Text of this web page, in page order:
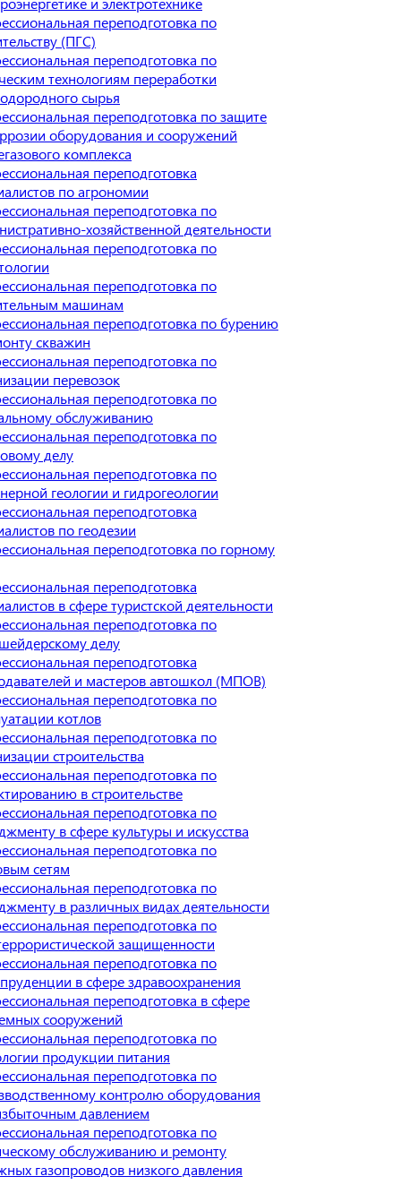
переподготовка по
(ПГС)
переподготовка по
технологиям переработки
сырья
переподготовка по защите
оборудования и сооружений
комплекса
переподготовка
по агрономии
переподготовка по
хозяйственной деятельности
переподготовка по
переподготовка по
машинам
переподготовка по бурению
скважин
переподготовка по
перевозок
переподготовка по
обслуживанию
переподготовка по
делу
переподготовка по
геологии и гидрогеологии
переподготовка
по геодезии
переподготовка по горному
переподготовка
в сфере туристской деятельности
переподготовка по
делу
переподготовка
и мастеров автошкол (МПОВ)
переподготовка по
котлов
переподготовка по
строительства
переподготовка по
в строительстве
переподготовка по
в сфере культуры и искусства
переподготовка по
сетям
переподготовка по
в различных видах деятельности
переподготовка по
защищенности
переподготовка по
в сфере здравоохранения
переподготовка в сфере
сооружений
переподготовка по
продукции питания
переподготовка по
контролю оборудования
давлением
переподготовка по
обслуживанию и ремонту
газопроводов низкого давления